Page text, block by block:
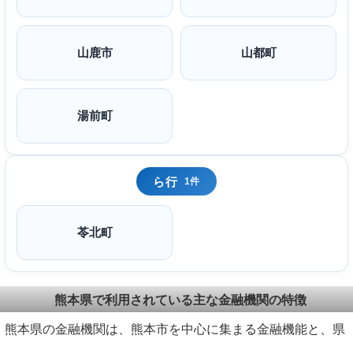
山鹿市 山都町
湯前町
ら行 1件
苓北町
熊本県で利用されている主な金融機関の特徴
熊本県の金融機関は、熊本市を中心に集まる金融機能と、県